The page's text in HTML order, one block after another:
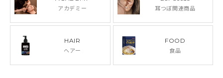
アカデミー 耳つぼ関連商品
HAIR
ヘアー
FOOD
食品